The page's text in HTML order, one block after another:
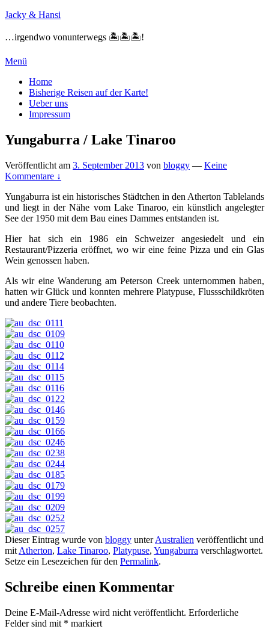
Zum
springen
Jacky & Hansi
…irgendwo vonunterwegs 🏝🏝🏝!
Menü
Primäres
Menü
Home
Bisherige Reisen auf der Karte!
Ueber uns
Impressum
Yungaburra / Lake Tinaroo
Veröffentlicht am 3. September 2013 von bloggy — Keine
Kommentare ↓
Yungaburra ist ein historisches Städtchen in den Atherton Tablelands
und liegt in der Nähe vom Lake Tinaroo, ein künstlich angelegter
See der 1950 mit dem Bau eines Dammes entstanden ist.
Hier hat sich ein 1986 ein Schweizer angesiedelt und ein
Restaurant/Pizzeria eröffnet, wo wir eine feine Pizza und ein Glas
Wein genossen haben.
Als wir eine Wanderung am Peterson Creek unternommen haben,
hatten wir Glück und konnten mehrere Platypuse, Flussschildkröten
und andere Tiere beobachten.
Dieser Eintrag wurde von bloggy unterAustralien veröffentlicht und
mit Atherton, Lake Tinaroo, Platypuse, Yungaburra verschlagwortet.
Setze ein Lesezeichen für den Permalink.
Schreibe einen Kommentar
Deine E-Mail-Adresse wird nicht veröffentlicht. Erforderliche
Felder sind mit * markiert